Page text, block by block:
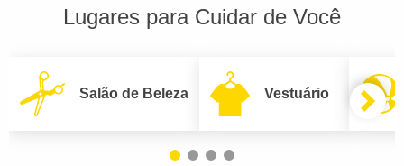
Lugares para Cuidar de Você
Salão de Beleza Vestuário